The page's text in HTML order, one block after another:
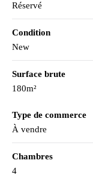
Réservé
Condition
New
Surface brute
180m²
Type de commerce
À vendre
Chambres
4